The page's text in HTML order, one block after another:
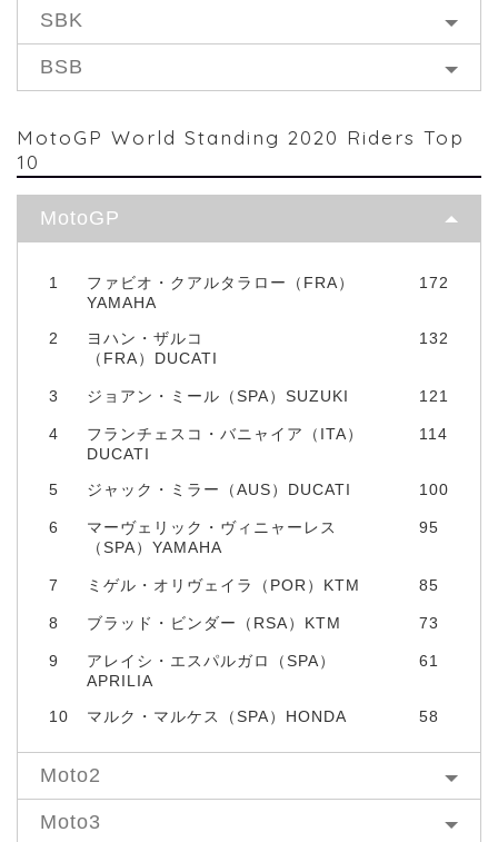
SBK
BSB
MotoGP World Standing 2020 Riders Top
10
MotoGP
1
ファビオ・クアルタラロー（FRA）
YAMAHA
172
2
ヨハン・ザルコ
（FRA）DUCATI
132
3 ジョアン・ミール（SPA）SUZUKI 121
4
フランチェスコ・バニャイア（ITA）
DUCATI
114
5 ジャック・ミラー（AUS）DUCATI 100
6
マーヴェリック・ヴィニャーレス
（SPA）YAMAHA
95
7 ミゲル・オリヴェイラ（POR）KTM 85
8 ブラッド・ビンダー（RSA）KTM 73
9
アレイシ・エスパルガロ（SPA）
APRILIA
61
10 マルク・マルケス（SPA）HONDA 58
Moto2
Moto3